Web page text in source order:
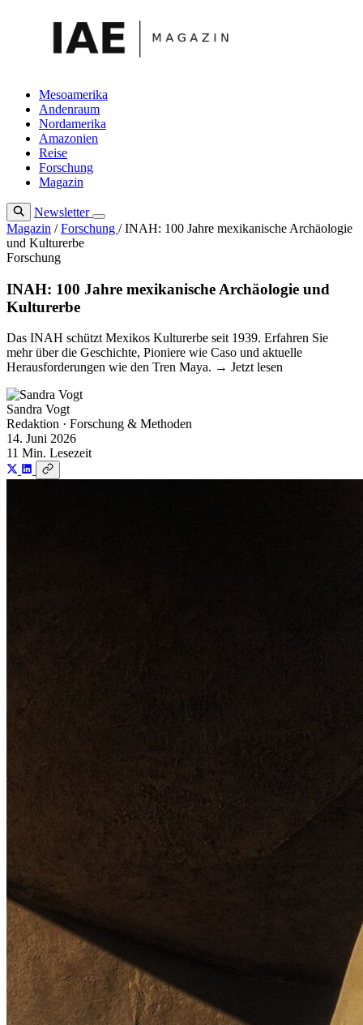
Mesoamerika
Andenraum
Nordamerika
Amazonien
Reise
Forschung
Magazin
Newsletter
Magazin / Forschung / INAH: 100 Jahre mexikanische Archäologie
und Kulturerbe
Forschung
INAH: 100 Jahre mexikanische Archäologie und
Kulturerbe
Das INAH schützt Mexikos Kulturerbe seit 1939. Erfahren Sie
mehr über die Geschichte, Pioniere wie Caso und aktuelle
Herausforderungen wie den Tren Maya. → Jetzt lesen
Sandra Vogt
Redaktion · Forschung & Methoden
14. Juni 2026
11 Min. Lesezeit